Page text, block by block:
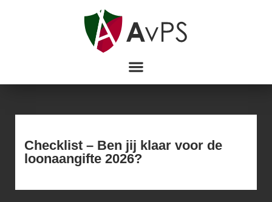
Checklist – Ben jij klaar voor de
loonaangifte 2026?